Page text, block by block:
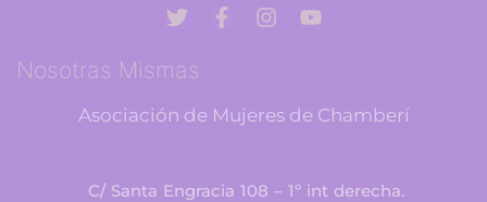
Nosotras Mismas
Asociación de Mujeres de Chamberí
C/ Santa Engracia 108 – 1º int derecha.